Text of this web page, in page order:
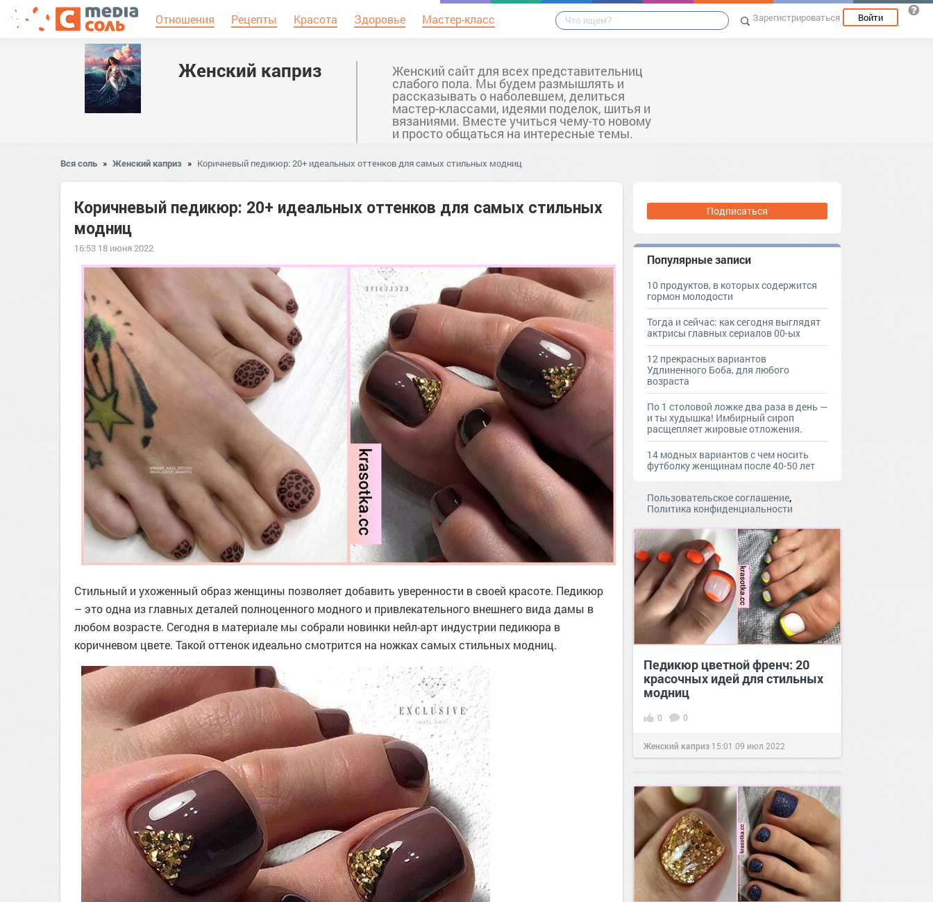
Отношения Рецепты Красота Здоровье Мастер-класс Зарегистрироваться Войти
Женский каприз Женский сайт для всех представительниц
слабого пола. Мы будем размышлять и
рассказывать о наболевшем, делиться
мастер-классами, идеями поделок, шитья и
вязаниями. Вместе учиться чему-то новому
и просто общаться на интересные темы.
Вся соль » Женский каприз » Коричневый педикюр: 20+ идеальных оттенков для самых стильных модниц
Коричневый педикюр: 20+ идеальных оттенков для самых стильных
модниц
16:53 18 июня 2022
Стильный и ухоженный образ женщины позволяет добавить уверенности в своей красоте. Педикюр
– это одна из главных деталей полноценного модного и привлекательного внешнего вида дамы в
любом возрасте. Сегодня в материале мы собрали новинки нейл-арт индустрии педикюра в
коричневом цвете. Такой оттенок идеально смотрится на ножках самых стильных модниц.
Подписаться
Популярные записи
10 продуктов, в которых содержится
гормон молодости
Тогда и сейчас: как сегодня выглядят
актрисы главных сериалов 00-ых
12 прекрасных вариантов
Удлиненного Боба, для любого
возраста
По 1 столовой ложке два раза в день —
и ты худышка! Имбирный сироп
расщепляет жировые отложения.
14 модных вариантов с чем носить
футболку женщинам после 40-50 лет
Пользовательское соглашение,
Политика конфиденциальности
Педикюр цветной френч: 20
красочных идей для стильных
модниц
0 0
Женский каприз 15:01 09 июл 2022